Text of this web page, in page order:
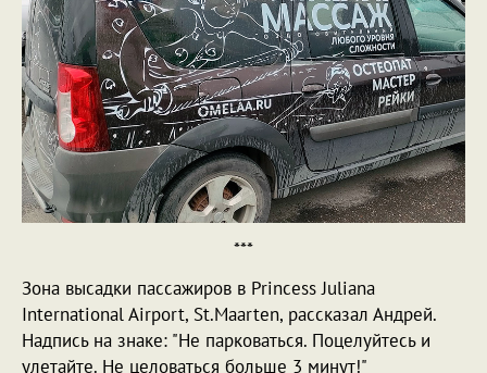
***
Зона высадки пассажиров в Princess Juliana
International Airport, St.Maarten, рассказал Андрей.
Надпись на знаке: "Не парковаться. Поцелуйтесь и
улетайте. Не целоваться больше 3 минут!"